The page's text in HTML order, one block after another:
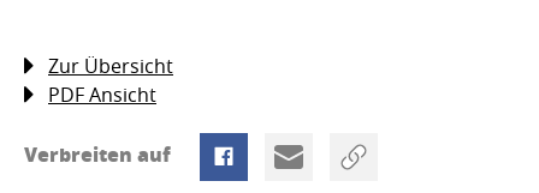
Zur Übersicht
PDF Ansicht
Verbreiten auf